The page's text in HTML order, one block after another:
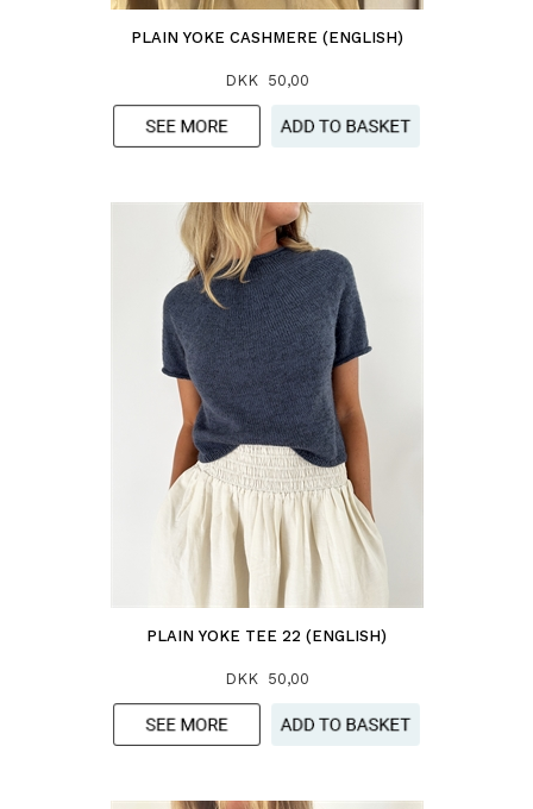
PLAIN YOKE CASHMERE (ENGLISH)
DKK 50,00
PLAIN YOKE TEE 22 (ENGLISH)
DKK 50,00